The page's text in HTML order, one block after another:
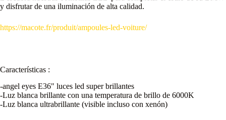
y disfrutar de una iluminación de alta calidad.
https://macote.fr/produit/ampoules-led-voiture/
Características :
-angel eyes E36" luces led super brillantes
-Luz blanca brillante con una temperatura de brillo de 6000K
-Luz blanca ultrabrillante (visible incluso con xenón)